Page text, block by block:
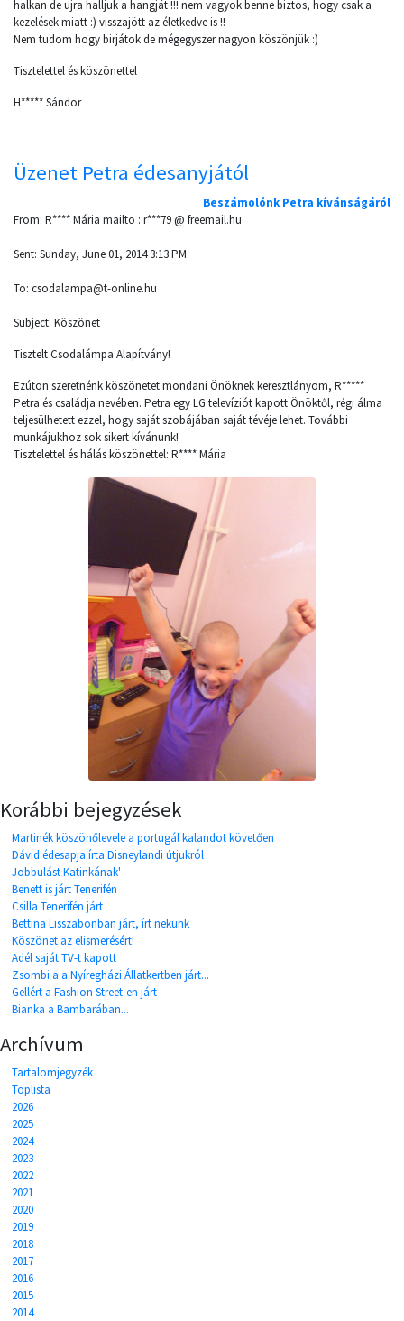
halkan de ujra halljuk a hangját !!! nem vagyok benne biztos, hogy csak a
kezelések miatt :) visszajött az életkedve is !!
Nem tudom hogy birjátok de mégegyszer nagyon köszönjük :)
Tisztelettel és köszönettel
H***** Sándor
Üzenet Petra édesanyjától
Beszámolónk Petra kívánságáról
From: R**** Mária mailto : r***79 @ freemail.hu
Sent: Sunday, June 01, 2014 3:13 PM
To: csodalampa@t-online.hu
Subject: Köszönet
Tisztelt Csodalámpa Alapítvány!
Ezúton szeretnénk köszönetet mondani Önöknek keresztlányom, R*****
Petra és családja nevében. Petra egy LG televíziót kapott Önöktől, régi álma
teljesülhetett ezzel, hogy saját szobájában saját tévéje lehet. További
munkájukhoz sok sikert kívánunk!
Tisztelettel és hálás köszönettel: R**** Mária
Korábbi bejegyzések
Martinék köszönőlevele a portugál kalandot követően
Dávid édesapja írta Disneylandi útjukról
Jobbulást Katinkának'
Benett is járt Tenerifén
Csilla Tenerifén járt
Bettina Lisszabonban járt, írt nekünk
Köszönet az elismerésért!
Adél saját TV-t kapott
Zsombi a a Nyíregházi Állatkertben járt...
Gellért a Fashion Street-en járt
Bianka a Bambarában...
Archívum
Tartalomjegyzék
Toplista
2026
2025
2024
2023
2022
2021
2020
2019
2018
2017
2016
2015
2014